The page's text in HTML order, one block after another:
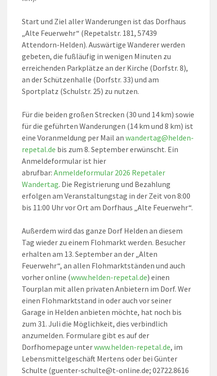
Start und Ziel aller Wanderungen ist das Dorfhaus
„Alte Feuerwehr“ (Repetalstr. 181, 57439
Attendorn-Helden). Auswärtige Wanderer werden
gebeten, die fußläufig in wenigen Minuten zu
erreichenden Parkplätze an der Kirche (Dorfstr. 8),
an der Schützenhalle (Dorfstr. 33) und am
Sportplatz (Schulstr. 25) zu nutzen.
Für die beiden großen Strecken (30 und 14 km) sowie
für die geführten Wanderungen (14 km und 8 km) ist
eine Voranmeldung per Mail an wandertag@helden-
repetal.de bis zum 8. September erwünscht. Ein
Anmeldeformular ist hier
abrufbar: Anmeldeformular 2026 Repetaler
Wandertag. Die Registrierung und Bezahlung
erfolgen am Veranstaltungstag in der Zeit von 8:00
bis 11:00 Uhr vor Ort am Dorfhaus „Alte Feuerwehr“.
Außerdem wird das ganze Dorf Helden an diesem
Tag wieder zu einem Flohmarkt werden. Besucher
erhalten am 13. September an der „Alten
Feuerwehr“, an allen Flohmarktständen und auch
vorher online (www.helden-repetal.de) einen
Tourplan mit allen privaten Anbietern im Dorf. Wer
einen Flohmarktstand in oder auch vor seiner
Garage in Helden anbieten möchte, hat noch bis
zum 31. Juli die Möglichkeit, dies verbindlich
anzumelden. Formulare gibt es auf der
Dorfhomepage unterwww.helden-repetal.de, im
Lebensmittelgeschäft Mertens oder bei Günter
Schulte (guenter-schulte@t-online.de; 02722.8616